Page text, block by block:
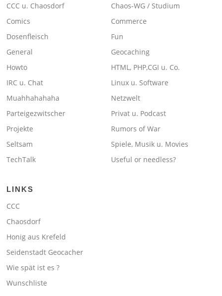
CCC u. Chaosdorf
Chaos-WG / Studium
Comics
Commerce
Dosenfleisch
Fun
General
Geocaching
Howto
HTML, PHP,CGI u. Co.
IRC u. Chat
Linux u. Software
Muahhahahaha
Netzwelt
Parteigezwitscher
Privat u. Podcast
Projekte
Rumors of War
Seltsam
Spiele, Musik u. Movies
TechTalk
Useful or needless?
LINKS
CCC
Chaosdorf
Honig aus Krefeld
Seidenstadt Geocacher
Wie spät ist es ?
Wunschliste